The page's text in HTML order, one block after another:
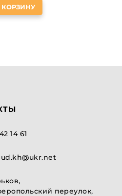
КОРЗИНУ
14 61
переулок,